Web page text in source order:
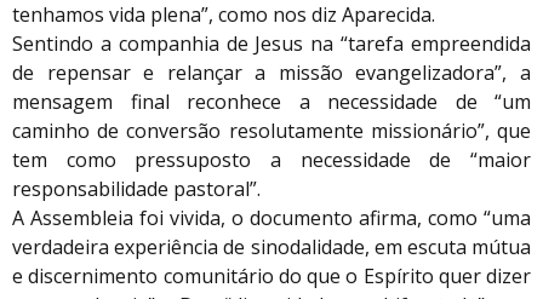
tenhamos vida plena”, como nos diz Aparecida.
Sentindo a companhia de Jesus na “tarefa empreendida
de repensar e relançar a missão evangelizadora”, a
mensagem final reconhece a necessidade de “um
caminho de conversão resolutamente missionário”, que
tem como pressuposto a necessidade de “maior
responsabilidade pastoral”.
A Assembleia foi vivida, o documento afirma, como “uma
verdadeira experiência de sinodalidade, em escuta mútua
e discernimento comunitário do que o Espírito quer dizer